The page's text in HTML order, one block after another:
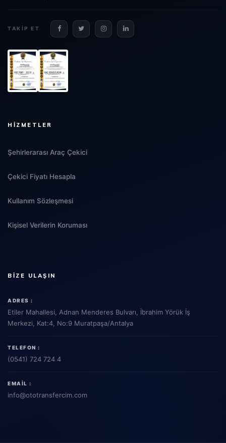
TAKIP ET
HIZMETLER
Şehirlerarası Araç Çekici
Çekici Fiyatı Hesapla
Kullanım Sözleşmesi
Kişisel Verilerin Koruması
BIZE ULAŞIN
ADRES :
Etiler Mahallesi, Adnan Menderes Bulvarı, İbrahim Yörük İş
Merkezi, Kat:4, No:9 Muratpaşa/Antalya
TELEFON :
(0541) 724 724 4
EMAIL :
info@ototransfercim.com